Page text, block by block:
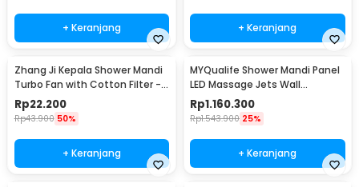
+ Keranjang + Keranjang
Zhang Ji Kepala Shower Mandi
Turbo Fan with Cotton Filter -
C193
Rp22.200
Rp43.900 50%
+ Keranjang
MYQualife Shower Mandi Panel
LED Massage Jets Wall
Mounted - 8009
Rp1.160.300
Rp1.543.900 25%
+ Keranjang